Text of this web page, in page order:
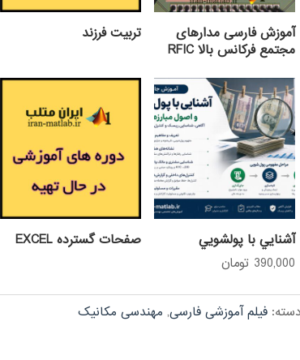
آموزش فارسی مدارهای
مجتمع فرکانس بالا RFIC
تربيت فرزند
آشنايي با پولشويي
390,000 تومان
صفحات گسترده EXCEL
دسته: فیلم آموزشی فارسی, مهندسی مکانیک